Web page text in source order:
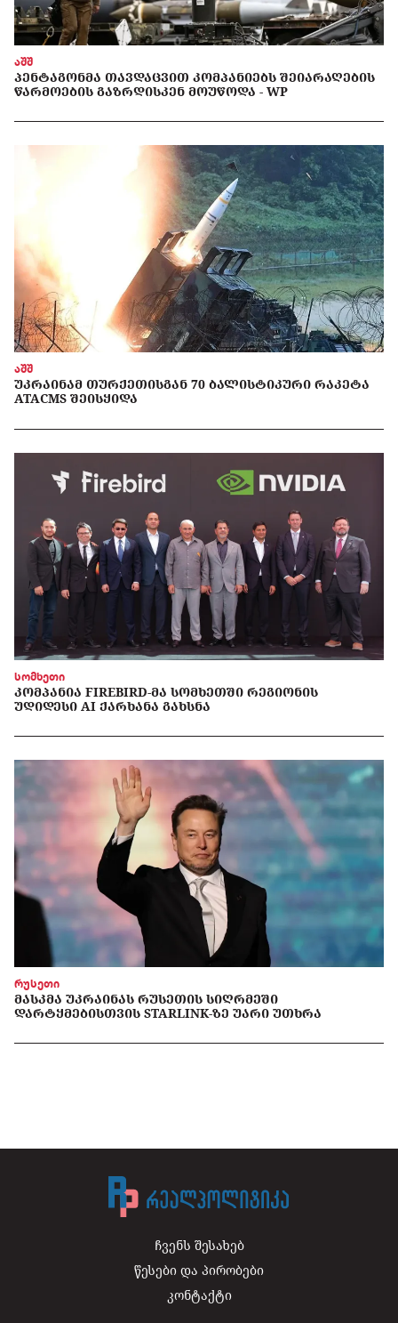
აშშ
ᲞᲔᲜᲢᲐᲒᲝᲜᲛᲐ ᲗᲐᲕᲓᲐᲪᲕᲘᲗ ᲙᲝᲛᲞᲐᲜᲘᲔᲑᲡ ᲨᲔᲘᲐᲠᲐᲦᲔᲑᲘᲡ
ᲬᲐᲠᲛᲝᲔᲑᲘᲡ ᲒᲐᲖᲠᲓᲘᲡᲙᲔᲜ ᲛᲝᲣᲬᲝᲓᲐ - WP
აშშ
ᲣᲙᲠᲐᲘᲜᲐᲛ ᲗᲣᲠᲥᲔᲗᲘᲡᲒᲐᲜ 70 ᲑᲐᲚᲘᲡᲢᲘᲙᲣᲠᲘ ᲠᲐᲙᲔᲢᲐ
ATACMS ᲨᲔᲘᲡᲧᲘᲓᲐ
სომხეთი
ᲙᲝᲛᲞᲐᲜᲘᲐ FIREBIRD-ᲛᲐ ᲡᲝᲛᲮᲔᲗᲨᲘ ᲠᲔᲒᲘᲝᲜᲘᲡ
ᲣᲓᲘᲓᲔᲡᲘ AI ᲥᲐᲠᲮᲐᲜᲐ ᲒᲐᲮᲡᲜᲐ
რუსეთი
ᲛᲐᲡᲙᲛᲐ ᲣᲙᲠᲐᲘᲜᲐᲡ ᲠᲣᲡᲔᲗᲘᲡ ᲡᲘᲦᲠᲛᲔᲨᲘ
ᲓᲐᲠᲢᲧᲛᲔᲑᲘᲡᲗᲕᲘᲡ STARLINK-ᲖᲔ ᲣᲐᲠᲘ ᲣᲗᲮᲠᲐ
ჩვენს შესახებ
წესები და პირობები
კონტაქტი